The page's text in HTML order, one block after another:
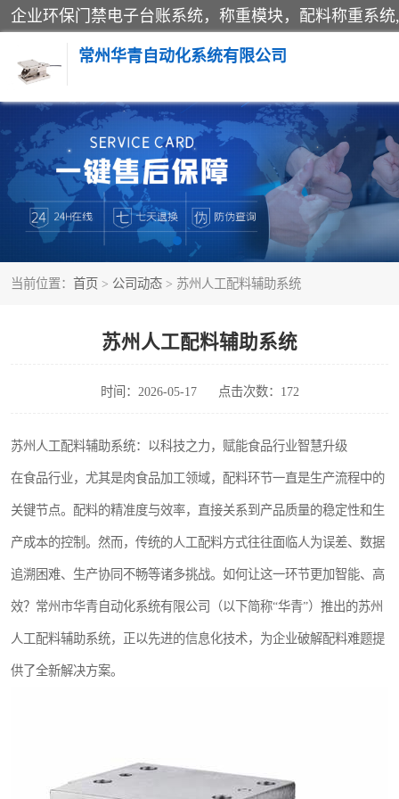
常州华青自动化系统有限公司
当前位置： 首页 > 公司动态 > 苏州人工配料辅助系统
苏州人工配料辅助系统
时间：2026-05-17 点击次数：172
苏州人工配料辅助系统：以科技之力，赋能食品行业智慧升级
在食品行业，尤其是肉食品加工领域，配料环节一直是生产流程中的
关键节点。配料的精准度与效率，直接关系到产品质量的稳定性和生
产成本的控制。然而，传统的人工配料方式往往面临人为误差、数据
追溯困难、生产协同不畅等诸多挑战。如何让这一环节更加智能、高
效？常州市华青自动化系统有限公司（以下简称“华青”）推出的苏州
人工配料辅助系统，正以先进的信息化技术，为企业破解配料难题提
供了全新解决方案。
称重模块
手工配料系统
自动化配料系统
屠宰轨道秤
移动源环保门禁电子台账系统